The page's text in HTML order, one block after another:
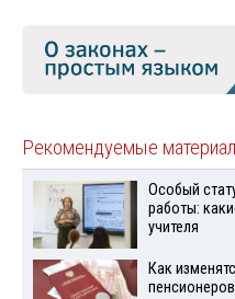
Рекомендуемые
Особый
работы:
учителя
Как